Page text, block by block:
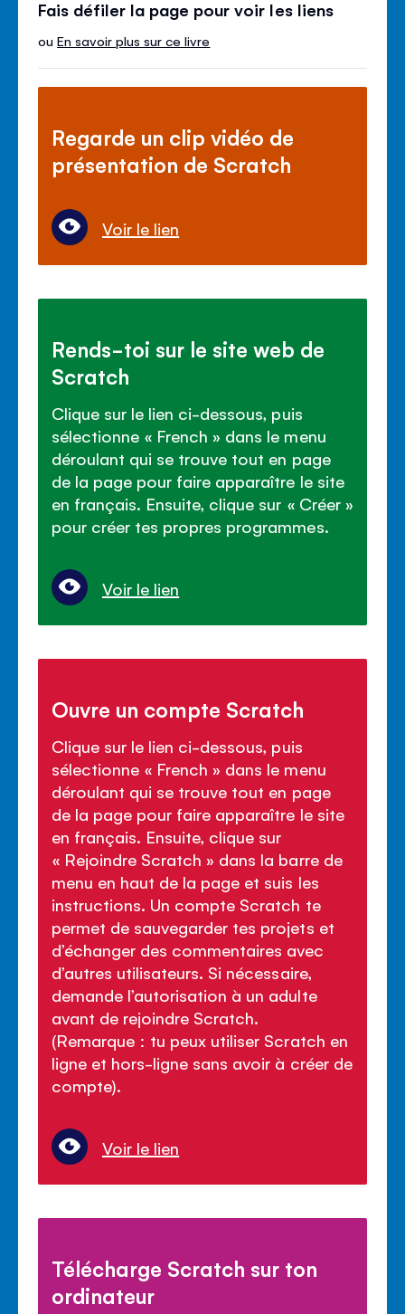
Fais défiler la page pour voir les liens
ouEn savoir plus sur ce livre
Regarde un clip vidéo de
présentation de Scratch
Voir le lien
Rends-toi sur le site web de
Scratch
Clique sur le lien ci-dessous, puis
sélectionne « French » dans le menu
déroulant qui se trouve tout en page
de la page pour faire apparaître le site
en français. Ensuite, clique sur « Créer »
pour créer tes propres programmes.
Voir le lien
Ouvre un compte Scratch
Clique sur le lien ci-dessous, puis
sélectionne « French » dans le menu
déroulant qui se trouve tout en page
de la page pour faire apparaître le site
en français. Ensuite, clique sur
« Rejoindre Scratch » dans la barre de
menu en haut de la page et suis les
instructions. Un compte Scratch te
permet de sauvegarder tes projets et
d’échanger des commentaires avec
d’autres utilisateurs. Si nécessaire,
demande l’autorisation à un adulte
avant de rejoindre Scratch.
(Remarque : tu peux utiliser Scratch en
ligne et hors-ligne sans avoir à créer de
compte).
Voir le lien
Télécharge Scratch sur ton
ordinateur